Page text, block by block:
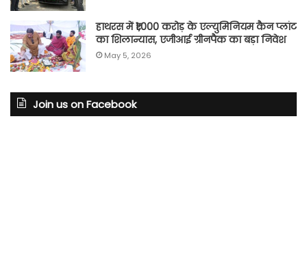
हाथरस में ₹1,000 करोड़ के एल्युमिनियम कैन प्लांट
का शिलान्यास, एजीआई ग्रीनपैक का बड़ा निवेश
May 5, 2026
Join us on Facebook